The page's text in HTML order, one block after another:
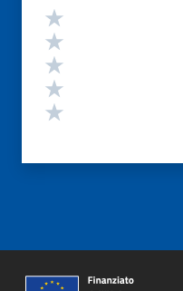
Valutazione